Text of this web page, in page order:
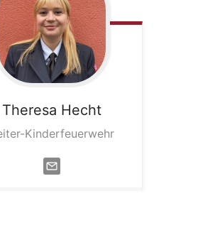
Theresa Hecht
Kinderfeuerwehr